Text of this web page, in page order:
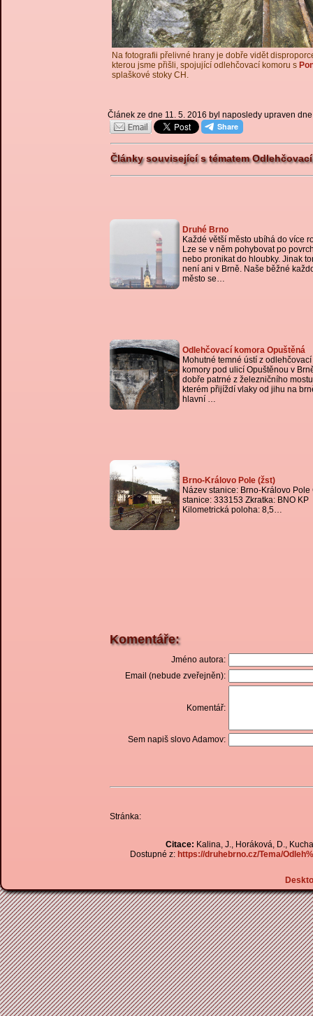
Na fotografii přelivné hrany je dobře vidět
kterou jsme přišli, spojující odlehčovací komoru s
splaškové stoky CH.
Článek ze dne 11. 5. 2016 byl naposledy upraven
Články související s tématem
Druhé Brno
Každé větší město ubíhá do více
Lze se v něm pohybovat po
nebo pronikat do hloubky. Jinak
není ani v Brně. Naše běžné
město se…
Odlehčovací komora Opuštěná
Mohutné temné ústí z odlehčovací
komory pod ulicí Opuštěnou v
dobře patrné z železničního
kterém přijíždí vlaky od jihu na
hlavní …
Brno-Královo Pole (žst)
Název stanice: Brno-Královo Pole
stanice: 333153 Zkratka: BNO KP
Kilometrická poloha: 8,5…
Komentáře:
Jméno autora:
Email (nebude zveřejněn):
Komentář:
Sem napiš slovo Adamov:
Stránka:
Citace: Kalina, J., Horáková, D.,
Dostupné z: https://druhebrno.cz/Tema/